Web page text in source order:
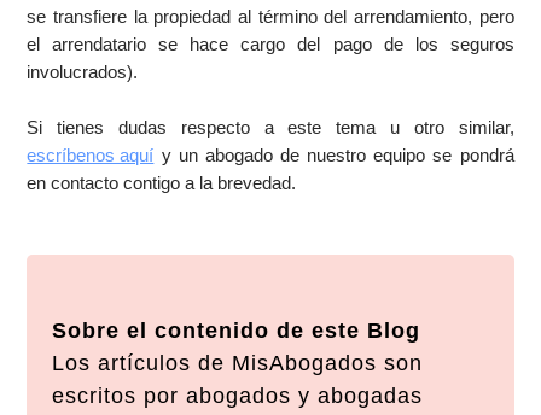
se transfiere la propiedad al término del arrendamiento, pero
el arrendatario se hace cargo del pago de los seguros
involucrados).
Si tienes dudas respecto a este tema u otro similar,
escríbenos aquí y un abogado de nuestro equipo se pondrá
en contacto contigo a la brevedad.
Sobre el contenido de este Blog
Los artículos de MisAbogados son
escritos por abogados y abogadas